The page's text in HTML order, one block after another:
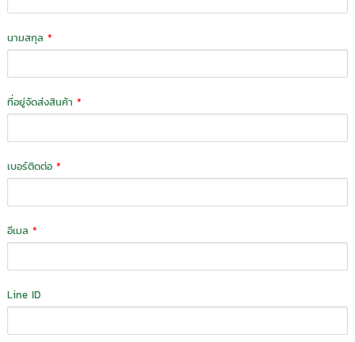
นามสกุล*
ที่อยู่จัดส่งสินค้า*
เบอร์ติดต่อ*
อีเมล*
Line ID